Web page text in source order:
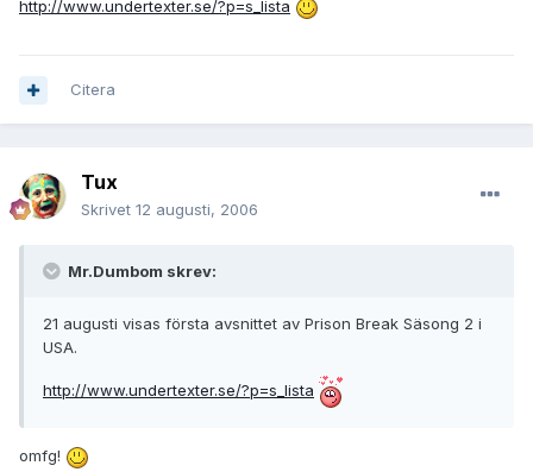
http://www.undertexter.se/?p=s_lista
Citera
Tux
Skrivet 12 augusti, 2006
Mr.Dumbom skrev:
21 augusti visas första avsnittet av Prison Break Säsong 2 i
USA.
http://www.undertexter.se/?p=s_lista
omfg!